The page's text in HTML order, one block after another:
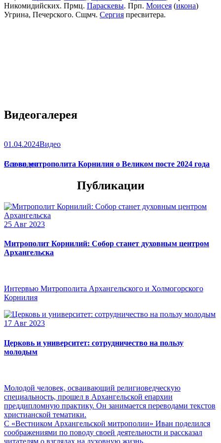
Никомидийских. Прмц. Параскевы. Прп. Моисея (икона)
Угрина, Печерского. Сщмч. Сергия пресвитера.
Видеогалерея
01.04.2024Видео
Слово митрополита Корнилия о Великом посте 2024 года
Все видео
Публикации
25 Авг 2023
Митрополит Корнилий: Собор станет духовным центром
Архангельска
Интервью Митрополита Архангельского и Холмогорского
Корнилия
17 Авг 2023
Церковь и университет: сотрудничество на пользу
молодым
Молодой человек, осваивающий религиоведческую
специальность, прошел в Архангельской епархии
преддипломную практику. Он занимается переводами текстов
христианской тематики.
С «Вестником Архангельской митрополии» Иван поделился
соображениями по поводу своей деятельности и рассказал
читателям о взглядах на духовную жизнь.